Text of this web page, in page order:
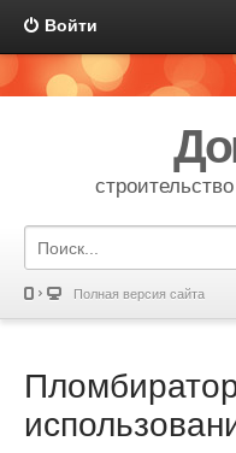
Войти
Полная версия сайта